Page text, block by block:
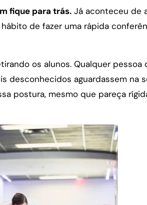
fique para trás. Já aconteceu de
de fazer uma rápida
os alunos. Qualquer
desconhecidos aguardassem na
postura, mesmo que pareça